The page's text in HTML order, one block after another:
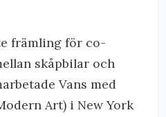
främling för co-
skåpbilar och
Vans med
Art) i New York